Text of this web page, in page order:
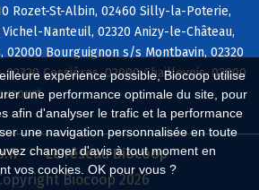
expérience possible, Biocoop utilise
une performance optimale du site, pour
afin d'analyser le trafic et la performance
une navigation personnalisée en toute
changer d'avis à tout moment en
vos cookies. OK pour vous ?
Rozet-St-Albin, 02460 Silly-la-Poterie,
Nanteuil, 02320 Anizy-le-Château,
02000 Bourguignon s/s Montbavin, 02320
Cessières, 02000 Chaillevois, 02000
Le réseau Biocoop
Biocoop 2026